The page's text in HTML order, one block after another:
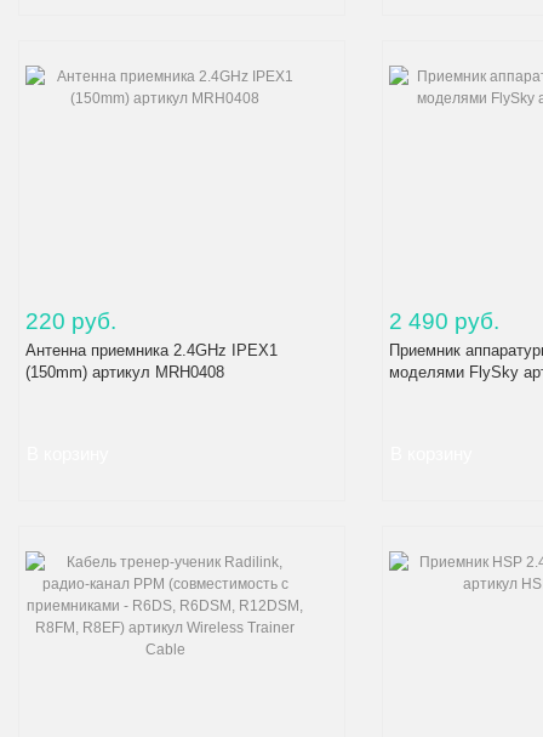
220 руб.
Антенна приемника 2.4GHz IPEX1
(150mm) артикул MRH0408
2 490 руб.
Приемник
моделями FlySky